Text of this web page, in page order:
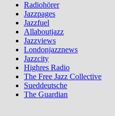
Radiohörer
Jazzpages
Jazzfuel
Allaboutjazz
Jazzviews
Londonjazznews
Jazzcity
Highres Radio
The Free Jazz Collective
Sueddeutsche
The Guardian